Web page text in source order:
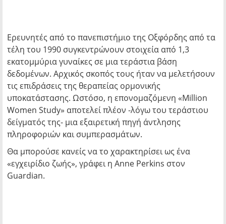
Ερευνητές από το πανεπιστήμιο της Οξφόρδης από τα
τέλη του 1990 συγκεντρώνουν στοιχεία από 1,3
εκατομμύρια γυναίκες σε μια τεράστια βάση
δεδομένων. Αρχικός σκοπός τους ήταν να μελετήσουν
τις επιδράσεις της θεραπείας ορμονικής
υποκατάστασης. Ωστόσο, η επονομαζόμενη «Million
Women Study» αποτελεί πλέον -λόγω του τεράστιου
δείγματός της- μια εξαιρετική πηγή άντλησης
πληροφοριών και συμπερασμάτων.
Θα μπορούσε κανείς να το χαρακτηρίσει ως ένα
«εγχειρίδιο ζωής», γράφει η Anne Perkins στον
Guardian.